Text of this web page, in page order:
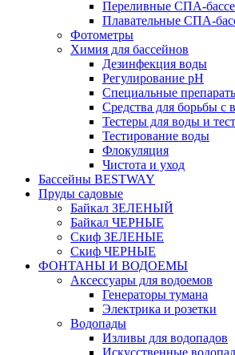
Переливные СПА-
Плавательные СПА-
Фотометры
Химия для бассейнов
Дезинфекция воды
Регулирование pH
Специальные
Средства для борьбы с
Тестеры для воды и
Тестирование воды
Флокуляция
Чистота и уход
Бассейны BESTWAY
Пруды садовые
Байкал ЗЕЛЕНЫЙ
Байкал ЧЕРНЫЕ
Скиф ЗЕЛЕНЫЕ
Скиф ЧЕРНЫЕ
ФОНТАНЫ И ВОДОЕМЫ
Аксессуары для водоемов
Генераторы тумана
Электрика и розетки
Водопады
Изливы для водопадов
Искусственные